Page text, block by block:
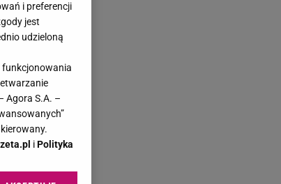
i preferencji
jest
udzieloną
funkcjonowania
Agora S.A. –
iPolityka